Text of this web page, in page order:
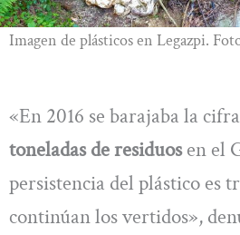
Imagen de plásticos en Legazpi.
«En 2016 se barajaba la
toneladas de residuosen el
persistencia del plástico es
continúan los vertidos»,